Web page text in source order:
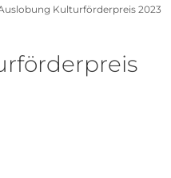
Kulturförderpreis 2023